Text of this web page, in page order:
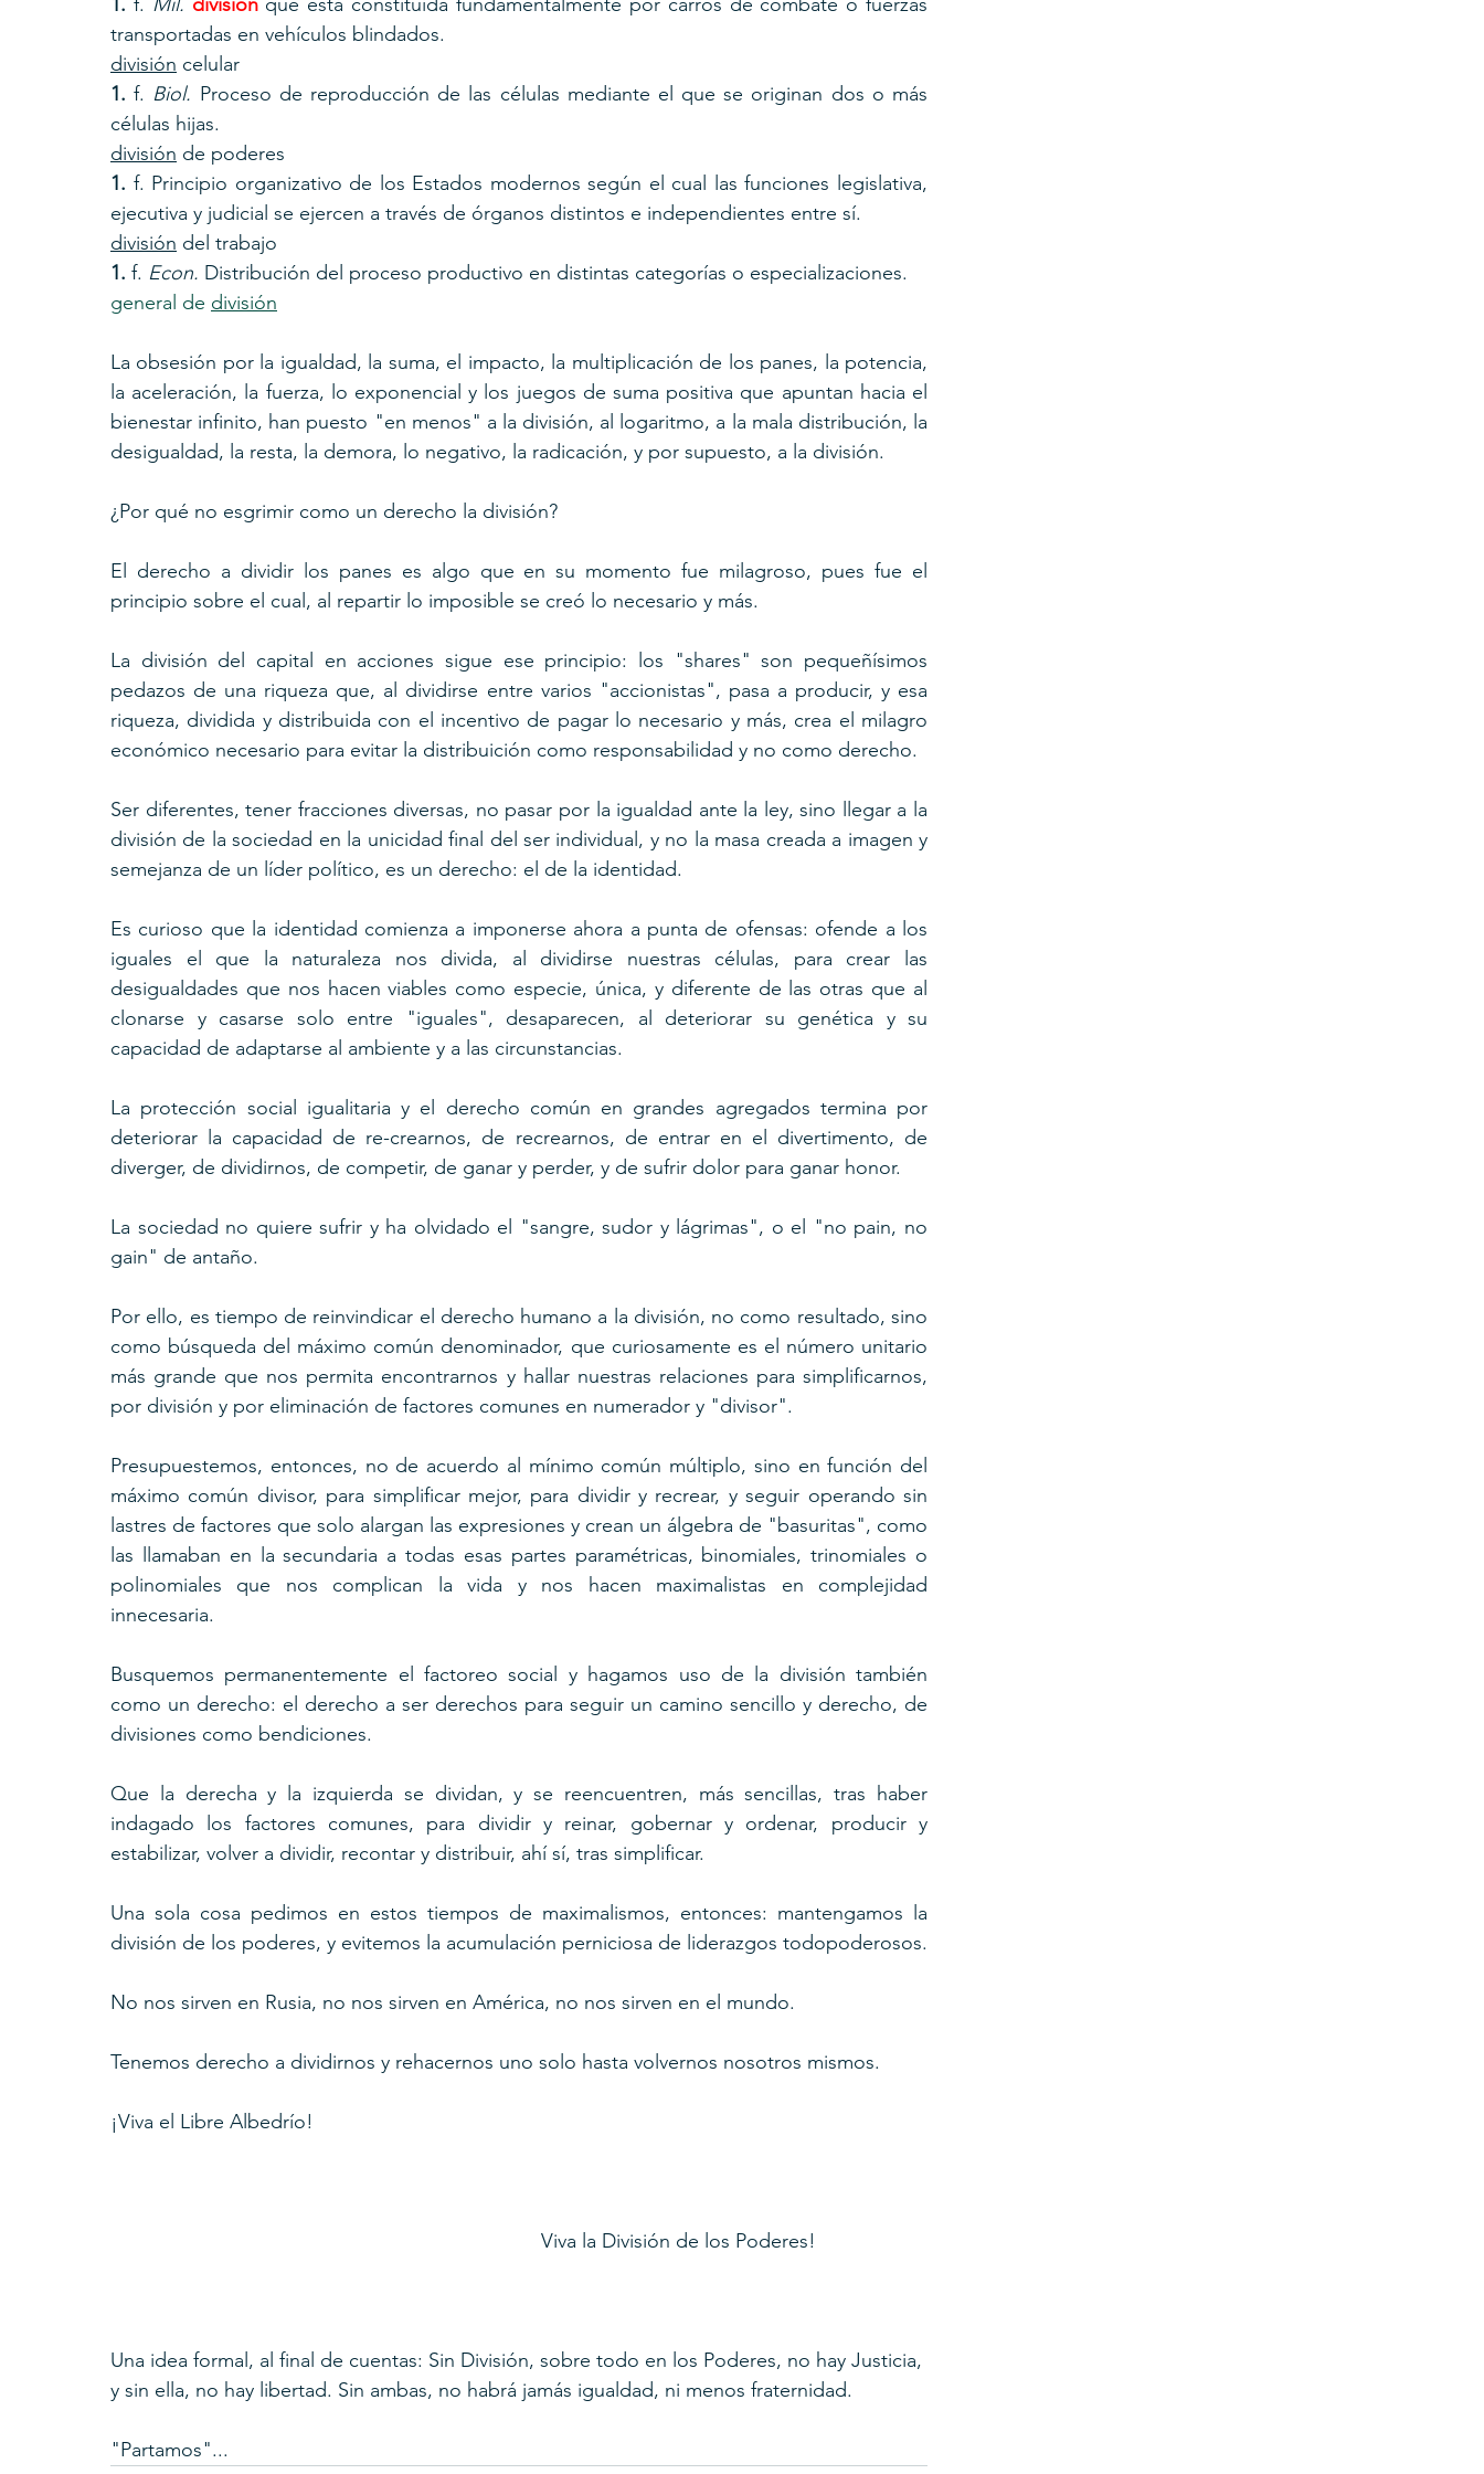
transportadas en vehículos blindados.
división celular
1. f. Biol. Proceso de reproducción de las células mediante el que se originan dos o más
células hijas.
división de poderes
1. f. Principio organizativo de los Estados modernos según el cual las funciones legislativa,
ejecutiva y judicial se ejercen a través de órganos distintos e independientes entre sí.
división del trabajo
1. f. Econ. Distribución del proceso productivo en distintas categorías o especializaciones.
general de división
La obsesión por la igualdad, la suma, el impacto, la multiplicación de los panes, la potencia,
la aceleración, la fuerza, lo exponencial y los juegos de suma positiva que apuntan hacia el
bienestar infinito, han puesto "en menos" a la división, al logaritmo, a la mala distribución, la
desigualdad, la resta, la demora, lo negativo, la radicación, y por supuesto, a la división.
¿Por qué no esgrimir como un derecho la división?
El derecho a dividir los panes es algo que en su momento fue milagroso, pues fue el
principio sobre el cual, al repartir lo imposible se creó lo necesario y más.
La división del capital en acciones sigue ese principio: los "shares" son pequeñísimos
pedazos de una riqueza que, al dividirse entre varios "accionistas", pasa a producir, y esa
riqueza, dividida y distribuida con el incentivo de pagar lo necesario y más, crea el milagro
económico necesario para evitar la distribuición como responsabilidad y no como derecho.
Ser diferentes, tener fracciones diversas, no pasar por la igualdad ante la ley, sino llegar a la
división de la sociedad en la unicidad final del ser individual, y no la masa creada a imagen y
semejanza de un líder político, es un derecho: el de la identidad.
Es curioso que la identidad comienza a imponerse ahora a punta de ofensas: ofende a los
iguales el que la naturaleza nos divida, al dividirse nuestras células, para crear las
desigualdades que nos hacen viables como especie, única, y diferente de las otras que al
clonarse y casarse solo entre "iguales", desaparecen, al deteriorar su genética y su
capacidad de adaptarse al ambiente y a las circunstancias.
La protección social igualitaria y el derecho común en grandes agregados termina por
deteriorar la capacidad de re-crearnos, de recrearnos, de entrar en el divertimento, de
diverger, de dividirnos, de competir, de ganar y perder, y de sufrir dolor para ganar honor.
La sociedad no quiere sufrir y ha olvidado el "sangre, sudor y lágrimas", o el "no pain, no
gain" de antaño.
Por ello, es tiempo de reinvindicar el derecho humano a la división, no como resultado, sino
como búsqueda del máximo común denominador, que curiosamente es el número unitario
más grande que nos permita encontrarnos y hallar nuestras relaciones para simplificarnos,
por división y por eliminación de factores comunes en numerador y "divisor".
Presupuestemos, entonces, no de acuerdo al mínimo común múltiplo, sino en función del
máximo común divisor, para simplificar mejor, para dividir y recrear, y seguir operando sin
lastres de factores que solo alargan las expresiones y crean un álgebra de "basuritas", como
las llamaban en la secundaria a todas esas partes paramétricas, binomiales, trinomiales o
polinomiales que nos complican la vida y nos hacen maximalistas en complejidad
innecesaria.
Busquemos permanentemente el factoreo social y hagamos uso de la división también
como un derecho: el derecho a ser derechos para seguir un camino sencillo y derecho, de
divisiones como bendiciones.
Que la derecha y la izquierda se dividan, y se reencuentren, más sencillas, tras haber
indagado los factores comunes, para dividir y reinar, gobernar y ordenar, producir y
estabilizar, volver a dividir, recontar y distribuir, ahí sí, tras simplificar.
Una sola cosa pedimos en estos tiempos de maximalismos, entonces: mantengamos la
No nos sirven en Rusia, no nos sirven en América, no nos sirven en el mundo.
Tenemos derecho a dividirnos y rehacernos uno solo hasta volvernos nosotros mismos.
¡Viva el Libre Albedrío!
Viva la División de los Poderes!
Una idea formal, al final de cuentas: Sin División, sobre todo en los Poderes, no hay Justicia,
y sin ella, no hay libertad. Sin ambas, no habrá jamás igualdad, ni menos fraternidad.
"Partamos"...